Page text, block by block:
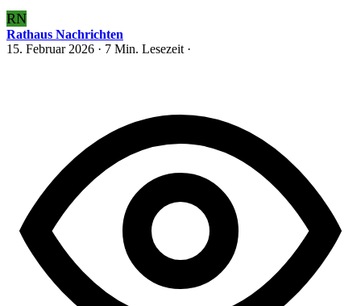
RN
Rathaus Nachrichten
15. Februar 2026 · 7 Min. Lesezeit ·